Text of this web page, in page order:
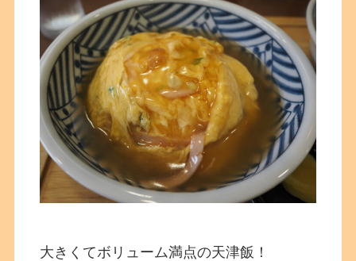
大きくてボリューム満点の天津飯！